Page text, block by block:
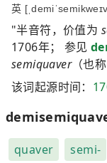
英
"半音符，价值为
1706年； 参见
semiquaver（也称
该词起源时间：
quaver semi-